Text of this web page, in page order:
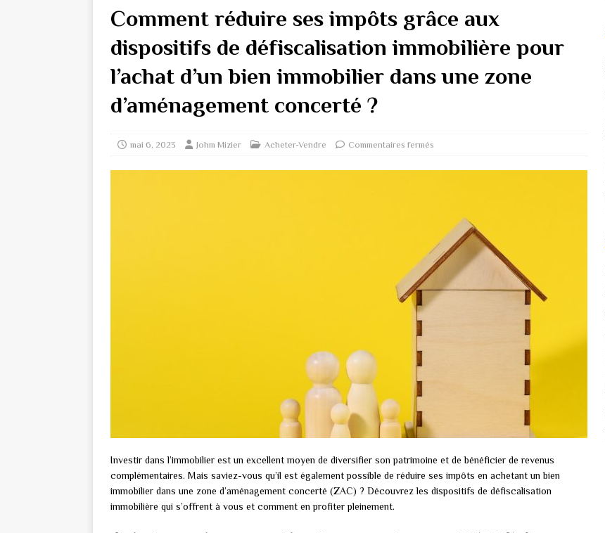
Comment réduire ses impôts grâce aux
dispositifs de défiscalisation immobilière pour
l’achat d’un bien immobilier dans une zone
d’aménagement concerté ?
mai 6, 2023 Johm Mizier Acheter-Vendre Commentaires fermés
Investir dans l’immobilier est un excellent moyen de diversifier son patrimoine et de bénéficier de revenus
complémentaires. Mais saviez-vous qu’il est également possible de réduire ses impôts en achetant un bien
immobilier dans une zone d’aménagement concerté (ZAC) ? Découvrez les dispositifs de défiscalisation
immobilière qui s’offrent à vous et comment en profiter pleinement.